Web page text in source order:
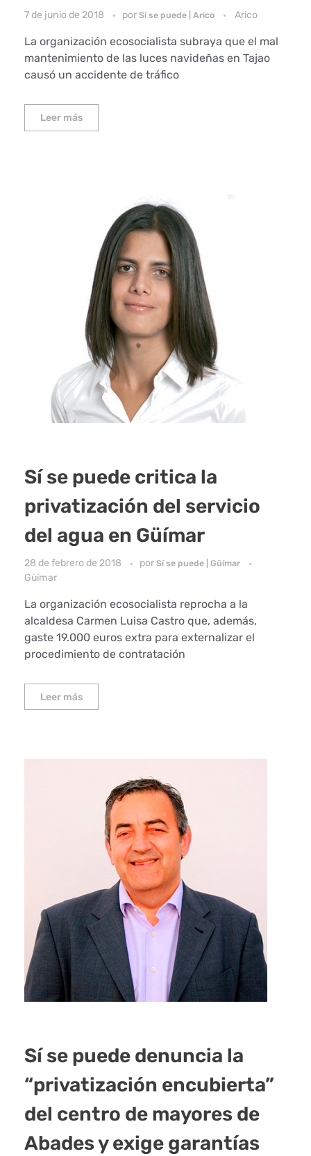
7 de junio de 2018 por Sí se puede | Arico Arico
La organización ecosocialista subraya que el mal
mantenimiento de las luces navideñas en Tajao
causó un accidente de tráfico
Leer más
Sí se puede critica la
privatización del servicio
del agua en Güímar
28 de febrero de 2018 por Sí se puede | Güímar
Güímar
La organización ecosocialista reprocha a la
alcaldesa Carmen Luisa Castro que, además,
gaste 19.000 euros extra para externalizar el
procedimiento de contratación
Leer más
Sí se puede denuncia la
“privatización encubierta”
del centro de mayores de
Abades y exige garantías